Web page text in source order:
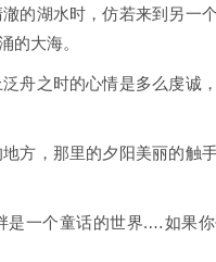
的湖水时，仿若来到另一
的大海。
舟之时的心情是多么虔诚
方，那里的夕阳美丽的触
一个童话的世界.…如果